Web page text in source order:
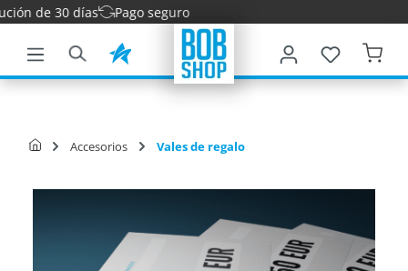
principal
30 días Pago seguro
Accesorios Vales de regalo